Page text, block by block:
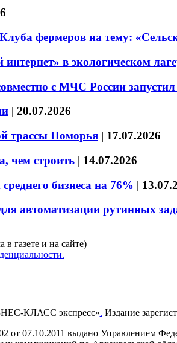
фермеров на тему:
в экологическом
с МЧС России
| 20.07.2026
трассы Поморья | 17.07.2026
чем строить | 14.07.2026
бизнеса на 76% |
автоматизации рутинных
газете и на сайте)
КЛАСС экспресс». Издание
07.10.2011 выдано Управлением